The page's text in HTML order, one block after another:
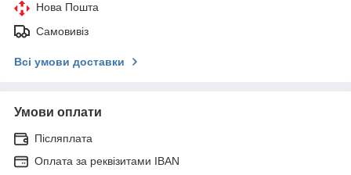
Нова Пошта
Самовивіз
Всі умови доставки
Умови оплати
Післяплата
Оплата за реквізитами IBAN